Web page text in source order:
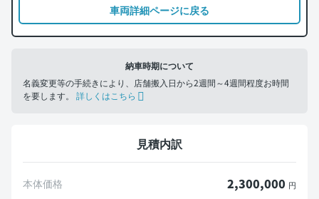
車両詳細ページに戻る
納車時期について
名義変更等の手続きにより、店舗搬入日から2週間～4週間程度お時間
を要します。 詳しくはこちら
見積内訳
本体価格 2,300,000 円